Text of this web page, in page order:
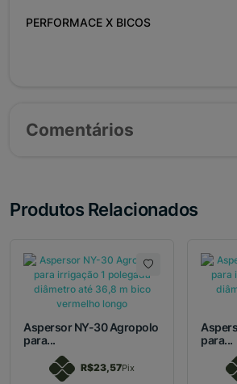
PERFORMACE X BICOS
Comentários
Produtos Relacionados
Aspersor NY-30 Agropolo
para...
R$23,57Pix
para...